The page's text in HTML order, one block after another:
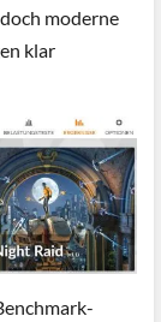
moderne
klar